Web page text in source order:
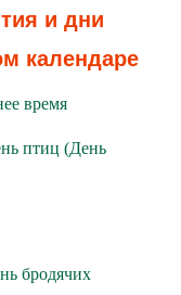
и дни
календаре
время
птиц (День
бродячих